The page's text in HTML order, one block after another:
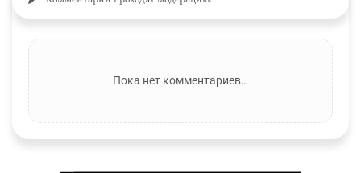
Пока нет комментариев…